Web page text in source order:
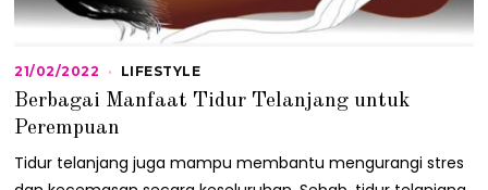
21/02/2022
0
/
LIFESTYLE
Berbagai Manfaat Tidur Telanjang untuk
Perempuan
Tidur telanjang juga mampu membantu mengurangi stres